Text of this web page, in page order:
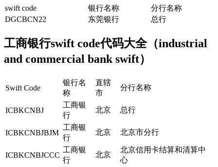
swift code 银行名称
分行名称
DGCBCN22
东莞银行 总行
工商银行swift code代码大全（industrial
and commercial bank swift）
Swift Code
银行名
称
直辖
市
分行名称
ICBKCNBJ
工商银
行
北京 总行
ICBKCNBJBJM
工商银
行
北京 北京市分行
ICBKCNBJCCC
工商银
行
北京
北京信用卡结算和清算中
心